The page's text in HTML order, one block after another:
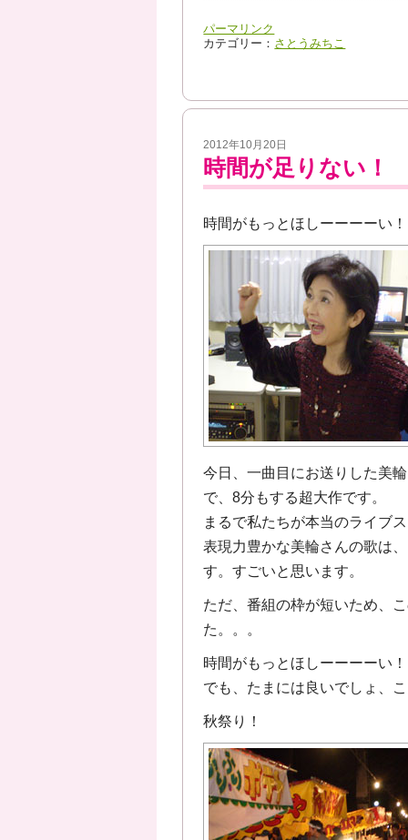
パーマリンク
カテゴリー： さとうみちこ
2012年10月20日
時間が足りない！
時間がもっとほしーーーーい
今日、一曲目にお送りした美
で、8分もする超大作です。
まるで私たちが本当のライブ
表現力豊かな美輪さんの歌は
す。すごいと思います。
ただ、番組の枠が短いため、
た。。。
時間がもっとほしーーーーい
でも、たまには良いでしょ、
秋祭り！